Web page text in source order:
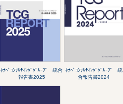
ﾀﾅﾍﾞｺﾝｻﾙﾃｨﾝｸﾞｸﾞﾙｰﾌﾟ 統合
報告書2025
ﾀﾅﾍﾞｺﾝｻﾙﾃｨﾝｸﾞｸﾞﾙｰﾌﾟ 統
合報告書2024